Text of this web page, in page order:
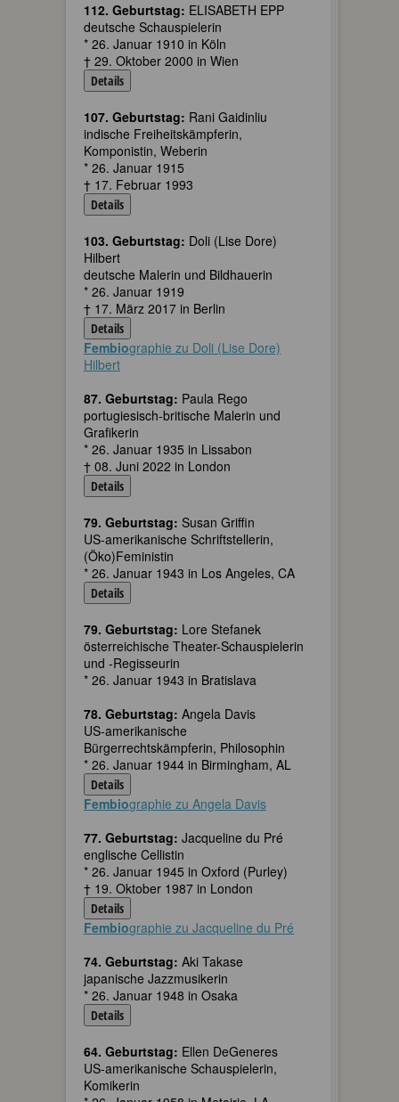
112. Geburtstag: ELISABETH EPP
deutsche Schauspielerin
* 26. Januar 1910 in Köln
† 29. Oktober 2000 in Wien
Details
107. Geburtstag: Rani Gaidinliu
indische Freiheitskämpferin,
Komponistin, Weberin
* 26. Januar 1915
† 17. Februar 1993
Details
103. Geburtstag: Doli (Lise Dore)
Hilbert
deutsche Malerin und Bildhauerin
* 26. Januar 1919
† 17. März 2017 in Berlin
Details
Fembiographie zu Doli (Lise Dore)
Hilbert
87. Geburtstag: Paula Rego
portugiesisch-britische Malerin und
Grafikerin
* 26. Januar 1935 in Lissabon
† 08. Juni 2022 in London
Details
79. Geburtstag: Susan Griffin
US-amerikanische Schriftstellerin,
(Öko)Feministin
* 26. Januar 1943 in Los Angeles, CA
Details
79. Geburtstag: Lore Stefanek
österreichische Theater-Schauspielerin
und -Regisseurin
* 26. Januar 1943 in Bratislava
78. Geburtstag: Angela Davis
US-amerikanische
Bürgerrechtskämpferin, Philosophin
* 26. Januar 1944 in Birmingham, AL
Details
Fembiographie zu Angela Davis
77. Geburtstag: Jacqueline du Pré
englische Cellistin
* 26. Januar 1945 in Oxford (Purley)
† 19. Oktober 1987 in London
Details
Fembiographie zu Jacqueline du Pré
74. Geburtstag: Aki Takase
japanische Jazzmusikerin
* 26. Januar 1948 in Osaka
Details
64. Geburtstag: Ellen DeGeneres
US-amerikanische Schauspielerin,
Komikerin